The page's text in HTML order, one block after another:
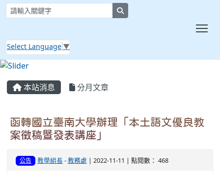
Select Language ▼
本站消息 分月文章
函轉國立臺南大學辦理「本土語文優良教
案徵稿暨發表講座」
公告 教學組長-教務處 | 2022-11-11 | 點閱數： 468